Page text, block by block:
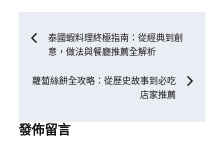
文
覽
泰國蝦料理終極指南：從經典到創
意，做法與餐廳推薦全解析
蘿蔔絲餅全攻略：從歷史故事到必吃
店家推薦
發佈留言